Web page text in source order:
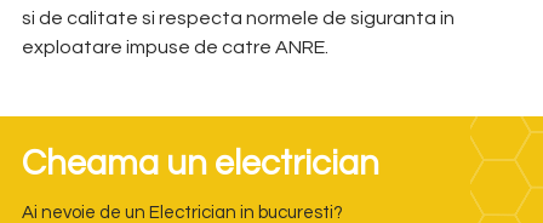
si de calitate si respecta normele de siguranta in
exploatare impuse de catre ANRE.
Cheama un electrician
Ai nevoie de un Electrician in bucuresti?